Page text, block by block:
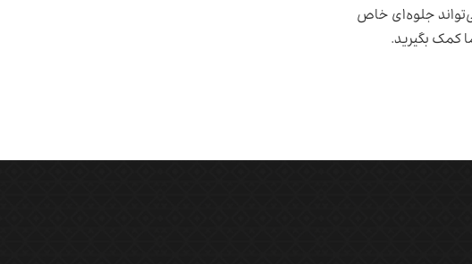
جلوه‌ای خاص
کمک بگیرید.